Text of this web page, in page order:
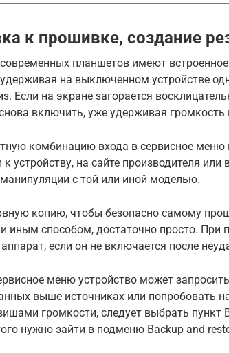
к прошивке, создание
планшетов имеют
на выключенном устройстве
Если на экране загорается
включить, уже удерживая громкость
комбинацию входа в сервисное меню
устройству, на сайте производителя или
с той или иной моделью.
копию, чтобы безопасно самому
иным способом, достаточно просто.
если он не включается после
меню устройство может
выше источниках или попробовать
громкости, следует выбрать пункт
нужно зайти в подменю Backup and